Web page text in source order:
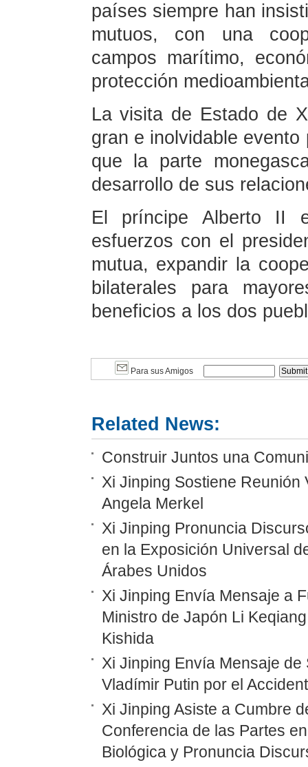
países siempre han
mutuos, con una
campos marítimo,
protección
La visita de Estado de
gran e inolvidable
que la parte
desarrollo de sus
El príncipe Alberto II
esfuerzos con el
mutua, expandir la
bilaterales para
beneficios a los dos
Para sus Amigos
Related News:
Construir Juntos una
Xi Jinping Sostiene Reunión
Angela Merkel
Xi Jinping Pronuncia
en la Exposición Universal
Árabes Unidos
Xi Jinping Envía Mensaje a
Ministro de Japón Li
Kishida
Xi Jinping Envía Mensaje
Vladímir Putin por el
Xi Jinping Asiste a Cumbre
Conferencia de las Partes
Biológica y Pronuncia